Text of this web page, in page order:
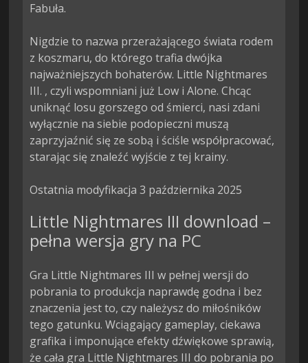
Fabuła.
Nigdzie to nazwa przerażającego świata rodem
z koszmaru, do którego trafia dwójka
najważniejszych bohaterów. Little Nightmares
III. , czyli wspomniani już Low i Alone. Chcąc
uniknąć losu gorszego od śmierci, nasi zdani
wyłącznie na siebie podopieczni muszą
zaprzyjaźnić się ze sobą i ściśle współpracować,
starając się znaleźć wyjście z tej krainy.
Ostatnia modyfikacja 3 października 2025
Little Nightmares III download –
pełna wersja gry na PC
Gra Little Nightmares III w pełnej wersji do
pobrania to produkcja naprawdę godna i bez
znaczenia jest to, czy należysz do miłośników
tego gatunku. Wciągający gameplay, ciekawa
grafika i imponujące efekty dźwiękowe sprawią,
że cała gra Little Nightmares III do pobrania po